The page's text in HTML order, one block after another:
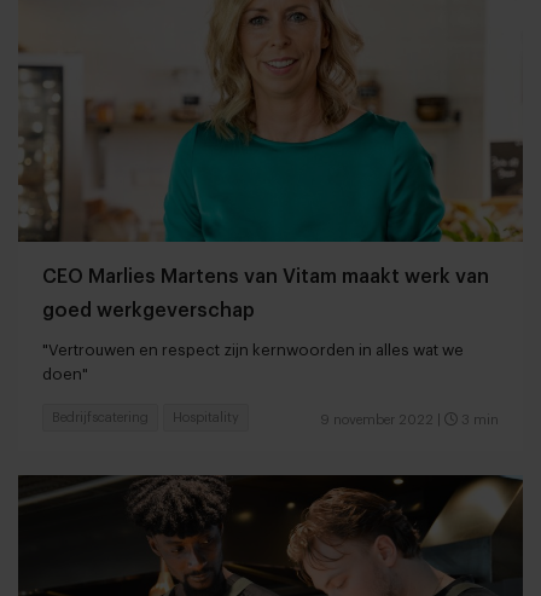
CEO Marlies Martens van Vitam maakt werk van
goed werkgeverschap
"Vertrouwen en respect zijn kernwoorden in alles wat we
doen"
9 november 2022 3 min
Bedrijfscatering Hospitality